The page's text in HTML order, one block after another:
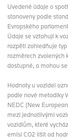
Uvedené údaje o
stanoveny podle
Evropského
Údaje se vztahují k
rozpětí zohledňuje
rozměrech zvolených
dostupné, a mohou
Hodnoty u vozidel
podle nové metodiky
NEDC (New
mezi jednotlivými
vozidlům, které
emisí CO2 lišit od